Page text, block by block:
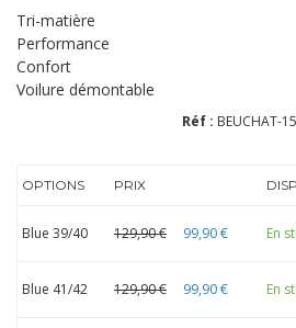
Tri-matière
Performance
Confort
Voilure démontable
Réf : BEUCHAT-
OPTIONS PRIX
Blue 39/40 129,90 € 99,90 € En
Blue 41/42 129,90 € 99,90 € En